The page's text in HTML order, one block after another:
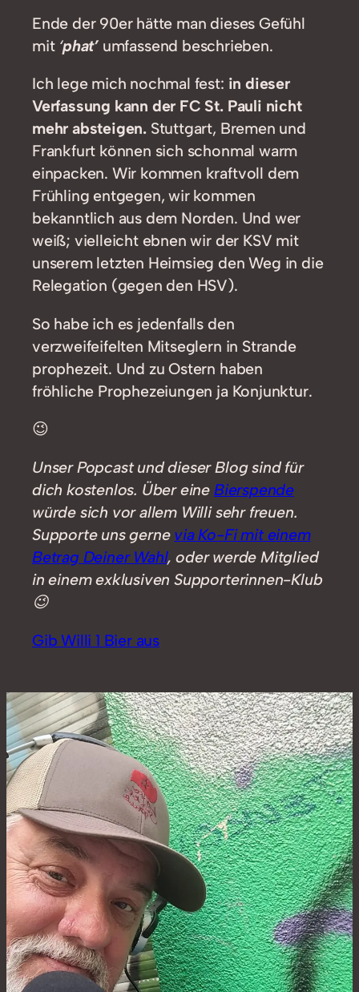
Ende der 90er hätte man dieses Gefühl
mit‘phat’ umfassend beschrieben.
Ich lege mich nochmal fest: in dieser
Verfassung kann der FC St. Pauli nicht
mehr absteigen. Stuttgart, Bremen und
Frankfurt können sich schonmal warm
einpacken. Wir kommen kraftvoll dem
Frühling entgegen, wir kommen
bekanntlich aus dem Norden. Und wer
weiß; vielleicht ebnen wir der KSV mit
unserem letzten Heimsieg den Weg in die
Relegation (gegen den HSV).
So habe ich es jedenfalls den
verzweifeifelten Mitseglern in Strande
prophezeit. Und zu Ostern haben
fröhliche Prophezeiungen ja Konjunktur.
😉
Unser Popcast und dieser Blog sind für
dich kostenlos. Über eine Bierspende
würde sich vor allem Willi sehr freuen.
Supporte uns gerne via Ko-Fi mit einem
Betrag Deiner Wahl, oder werde Mitglied
in einem exklusiven Supporterinnen-Klub
😉
Gib Willi 1 Bier aus